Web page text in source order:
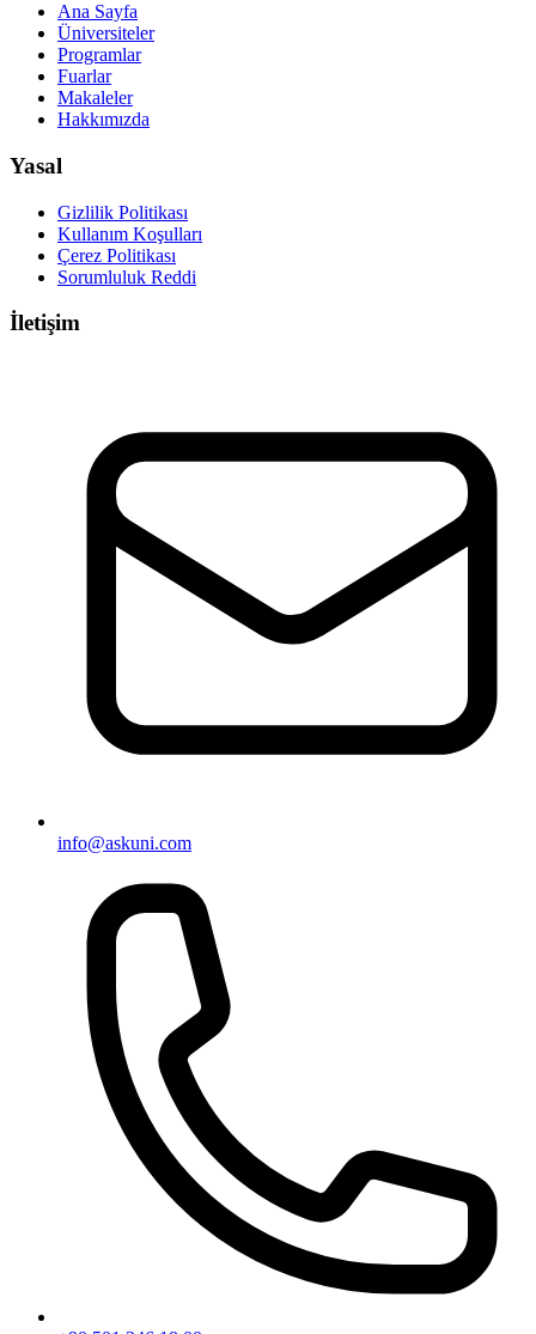
Ana Sayfa
Üniversiteler
Programlar
Fuarlar
Makaleler
Hakkımızda
Yasal
Gizlilik Politikası
Kullanım Koşulları
Çerez Politikası
Sorumluluk Reddi
İletişim
info@askuni.com